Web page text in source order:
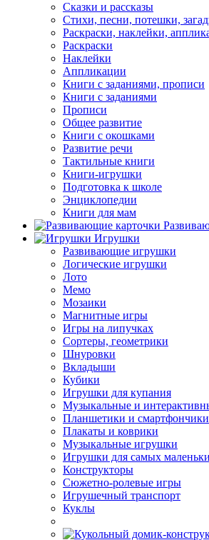
Сказки и рассказы
Стихи, песни, потешки,
Раскраски, наклейки,
Раскраски
Наклейки
Аппликации
Книги с заданиями, прописи
Книги с заданиями
Прописи
Общее развитие
Книги с окошками
Развитие речи
Тактильные книги
Книги-игрушки
Подготовка к школе
Энциклопедии
Книги для мам
Игрушки
Развивающие игрушки
Логические игрушки
Лото
Мемо
Мозаики
Магнитные игры
Игры на липучках
Сортеры, геометрики
Шнуровки
Вкладыши
Кубики
Игрушки для купания
Музыкальные и
Планшетики и смартфончики
Плакаты и коврики
Музыкальные игрушки
Игрушки для самых
Конструкторы
Сюжетно-ролевые игры
Игрушечный транспорт
Куклы